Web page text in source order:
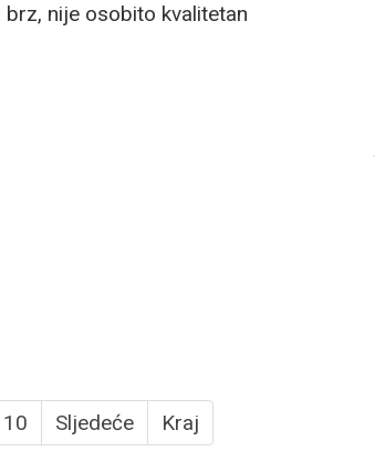
nije osobito kvalitetan
10 Sljedeće Kraj